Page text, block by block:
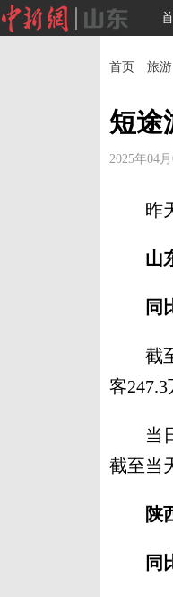
首页—旅游
短途
2025年04
昨天
山东
同比
截至
客
当日
截至当
陕西
同比